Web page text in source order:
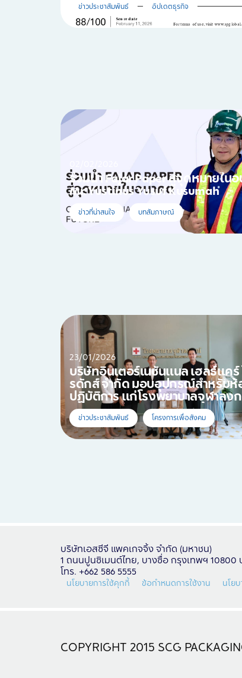
ข่าวประชาสัมพันธ์ อัปเดตธุรกิจ
ร่วมนำ Fajar Paper สู่จุดหมายใน
Mr. Yustinus Yusuf Kusumah
ข่าวที่น่าสนใจ บทสัมภาษณ์
23/01/2026
บริษัทอินเตอร์เนชั่นแนล เฮลธ์แคร์
รดักส์ จำกัด มอบอุปกรณ์สำหรับห้
ปฏิบัติการ แก่โรงพยาบาลจุฬาลง
ข่าวประชาสัมพันธ์ โครงการเพื่อสังคม
บริษัทเอสซีจี แพคเกจจิ้ง จำกัด (มหาชน)
1 ถนนปูนซิเมนต์ไทย, บางซื่อ กรุงเทพฯ 10800
โทร. +662 586 5555
นโยบายการใช้คุกกี้ ข้อกำหนดการใช้งาน นโย
COPYRIGHT 2015 SCG